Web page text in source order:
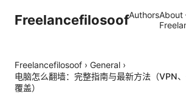
FreelancefilosoofAuthors
Freelancefilosoof › General ›
电脑怎么翻墙：完整指南与最新方法（VPN
覆盖）